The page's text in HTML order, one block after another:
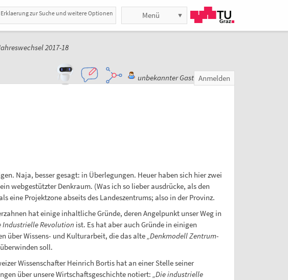
Erklaerung zur Suche und weitere Optionen Menü
2017-18
unbekannter Gast Anmelden
Naja, besser gesagt: in Überlegungen. Heuer haben sich hier zwei
webgestützter Denkraum. (Was ich so lieber ausdrücke, als den
eine Projektzone abseits des Landeszentrums; also in der Provinz.
hat einige inhaltliche Gründe, deren Angelpunkt unser Weg in
Industrielle Revolution ist. Es hat aber auch Gründe in einigen
über Wissens- und Kulturarbeit, die das alte„Denkmodell Zentrum-
soll.
Wissenschafter Heinrich Bortis hat an einer Stelle seiner
über unsere Wirtschaftsgeschichte notiert: „Die industrielle